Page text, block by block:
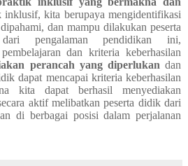
kita berupaya mengidentifikasi
dan mampu dilakukan peserta
pengalaman pendidikan ini,
dan kriteria keberhasilan
perancah yang diperlukan dan
dapat mencapai kriteria keberhasilan
kita dapat berhasil menyediakan
aktif melibatkan peserta didik dari
di berbagai posisi dalam perjalanan